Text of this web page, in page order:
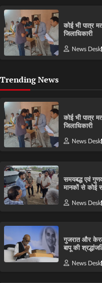
कोई भी पात्र
जिलाधिकारी
News Desk
Trending News
कोई भी पात्र
जिलाधिकारी
News Desk
समयबद्ध एवं
मानकों से कोई
News Desk
गुजरात और केरल
बापू की
News Desk